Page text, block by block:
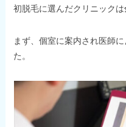
初脱毛に選んだクリニックは
まず、個室に案内され医師
た。